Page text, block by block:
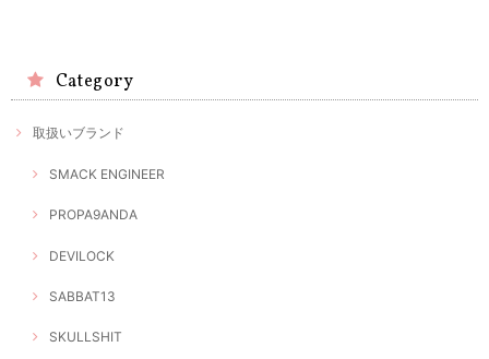
Category
取扱いブランド
SMACK ENGINEER
PROPA9ANDA
DEVILOCK
SABBAT13
SKULLSHIT